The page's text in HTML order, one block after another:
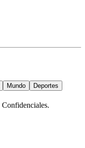
Mundo
Deportes
Confidenciales.